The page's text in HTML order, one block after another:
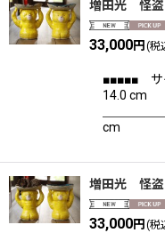
増田光 怪盗
33,000円 (税
■■■■■
14.0
＿＿＿＿
cm
増田光 怪盗
33,000円 (税